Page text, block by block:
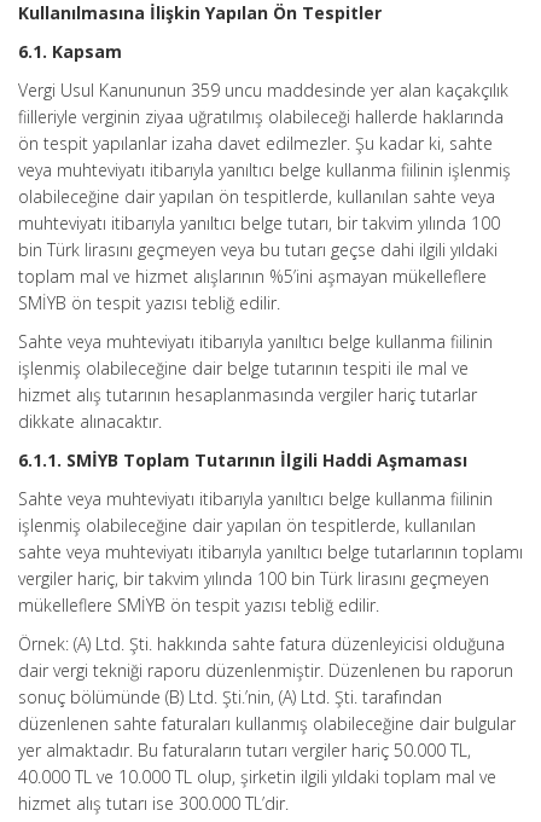
Kullanılmasına İlişkin Yapılan Ön Tespitler
6.1. Kapsam
Vergi Usul Kanununun 359 uncu maddesinde yer alan kaçakçılık
fiilleriyle verginin ziyaa uğratılmış olabileceği hallerde haklarında
ön tespit yapılanlar izaha davet edilmezler. Şu kadar ki, sahte
veya muhteviyatı itibarıyla yanıltıcı belge kullanma fiilinin işlenmiş
olabileceğine dair yapılan ön tespitlerde, kullanılan sahte veya
muhteviyatı itibarıyla yanıltıcı belge tutarı, bir takvim yılında 100
bin Türk lirasını geçmeyen veya bu tutarı geçse dahi ilgili yıldaki
toplam mal ve hizmet alışlarının %5’ini aşmayan mükelleflere
SMİYB ön tespit yazısı tebliğ edilir.
Sahte veya muhteviyatı itibarıyla yanıltıcı belge kullanma fiilinin
işlenmiş olabileceğine dair belge tutarının tespiti ile mal ve
hizmet alış tutarının hesaplanmasında vergiler hariç tutarlar
dikkate alınacaktır.
6.1.1. SMİYB Toplam Tutarının İlgili Haddi Aşmaması
Sahte veya muhteviyatı itibarıyla yanıltıcı belge kullanma fiilinin
işlenmiş olabileceğine dair yapılan ön tespitlerde, kullanılan
sahte veya muhteviyatı itibarıyla yanıltıcı belge tutarlarının toplamı
vergiler hariç, bir takvim yılında 100 bin Türk lirasını geçmeyen
mükelleflere SMİYB ön tespit yazısı tebliğ edilir.
Örnek: (A) Ltd. Şti. hakkında sahte fatura düzenleyicisi olduğuna
dair vergi tekniği raporu düzenlenmiştir. Düzenlenen bu raporun
sonuç bölümünde (B) Ltd. Şti.’nin, (A) Ltd. Şti. tarafından
düzenlenen sahte faturaları kullanmış olabileceğine dair bulgular
yer almaktadır. Bu faturaların tutarı vergiler hariç 50.000 TL,
40.000 TL ve 10.000 TL olup, şirketin ilgili yıldaki toplam mal ve
hizmet alış tutarı ise 300.000 TL’dir.